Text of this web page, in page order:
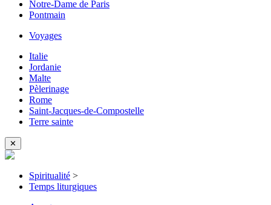
Notre-Dame de Paris
Pontmain
Voyages
Italie
Jordanie
Malte
Pèlerinage
Rome
Saint-Jacques-de-Compostelle
Terre sainte
✕
Spiritualité >
Temps liturgiques